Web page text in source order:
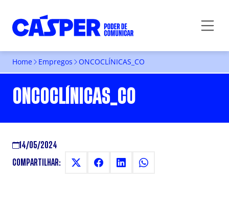
Home Empregos ONCOCLÍNICAS_CO
ONCOCLÍNICAS_CO
14/05/2024
COMPARTILHAR: